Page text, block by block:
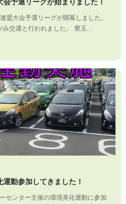
予選リーグが始まりました！
盟大会予選リーグが開幕しました。
み交通と行われました。 豊玉…
動参加してきました！
センター主催の環境美化運動に参加